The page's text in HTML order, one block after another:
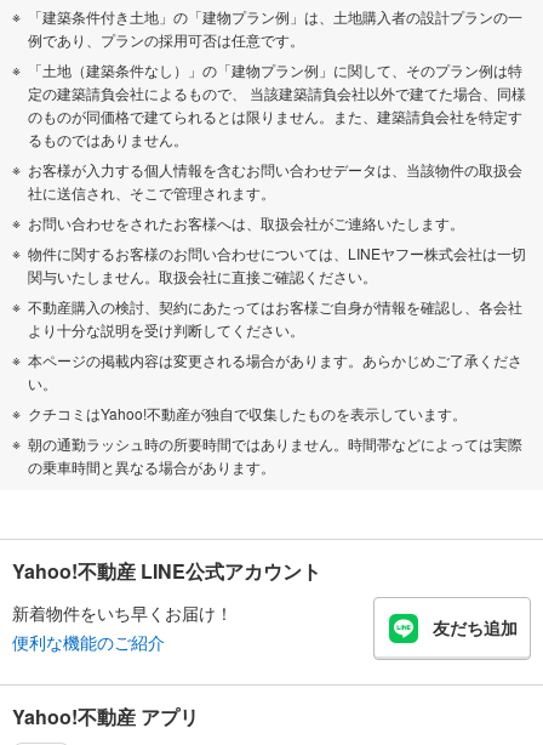
「建築条件付き土地」の「建物プラン例」は、土地購入者の設計プランの一
例であり、プランの採用可否は任意です。
「土地（建築条件なし）」の「建物プラン例」に関して、そのプラン例は特
定の建築請負会社によるもので、 当該建築請負会社以外で建てた場合、同様
のものが同価格で建てられるとは限りません。また、建築請負会社を特定す
るものではありません。
お客様が入力する個人情報を含むお問い合わせデータは、当該物件の取扱会
社に送信され、そこで管理されます。
お問い合わせをされたお客様へは、取扱会社がご連絡いたします。
物件に関するお客様のお問い合わせについては、LINEヤフー株式会社は一切
関与いたしません。取扱会社に直接ご確認ください。
不動産購入の検討、契約にあたってはお客様ご自身が情報を確認し、各会社
より十分な説明を受け判断してください。
本ページの掲載内容は変更される場合があります。あらかじめご了承くださ
い。
クチコミはYahoo!不動産が独自で収集したものを表示しています。
朝の通勤ラッシュ時の所要時間ではありません。時間帯などによっては実際
の乗車時間と異なる場合があります。
Yahoo!不動産 LINE公式アカウント
新着物件をいち早くお届け！
便利な機能のご紹介
友だち追加
Yahoo!不動産 アプリ